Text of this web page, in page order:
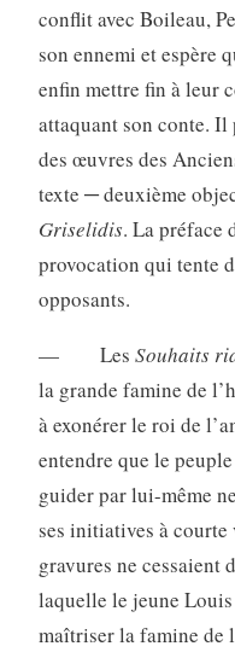
conflit avec Boileau,
son ennemi et espère
enfin mettre fin à leur
attaquant son conte.
des œuvres des
texte ─ deuxième
Griselidis. La préface
provocation qui tente
opposants.
— Les Souhaits
la grande famine de
à exonérer le roi de
entendre que le
guider par lui-même
ses initiatives à
gravures ne cessaient
laquelle le jeune
maîtriser la famine de